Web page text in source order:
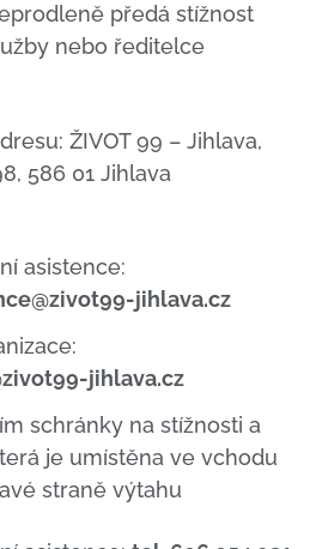
předá stížnost
nebo ředitelce
ŽIVOT 99 – Jihlava,
586 01 Jihlava
asistence:
jihlava.cz
jihlava.cz
schránky na stížnosti a
je umístěna ve vchodu
straně výtahu